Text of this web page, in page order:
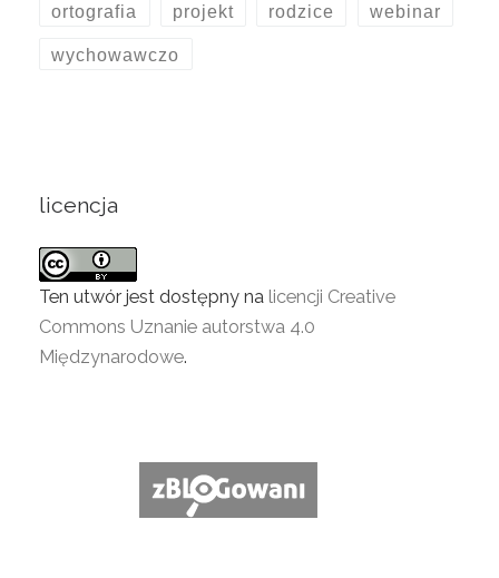
ortografia projekt rodzice webinar
wychowawczo
licencja
Ten utwór jest dostępny na licencji Creative
Commons Uznanie autorstwa 4.0
Międzynarodowe.